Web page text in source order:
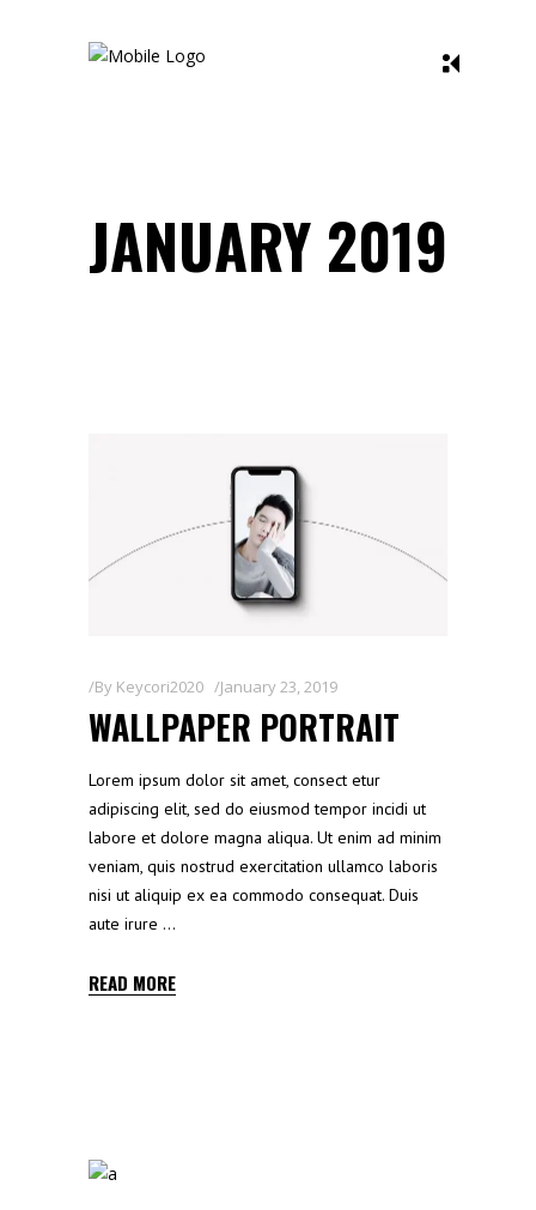
JANUARY 2019
By Keycori2020 January 23, 2019
WALLPAPER PORTRAIT
Lorem ipsum dolor sit amet, consect etur
adipiscing elit, sed do eiusmod tempor incidi ut
labore et dolore magna aliqua. Ut enim ad minim
veniam, quis nostrud exercitation ullamco laboris
nisi ut aliquip ex ea commodo consequat. Duis
aute irure
READ MORE